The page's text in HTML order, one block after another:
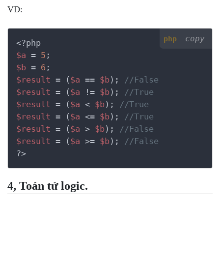
VD:
php copy
<?php
$a = 5
$b = 6
$result = ( $a == $b);
//False
$result = ( $a != $b);
//True
$result = ( $a < $b);
//True
$result = ( $a <= $b);
//True
$result = ( $a > $b);
//False
$result = ( $a >= $b);
//False
?>
4, Toán tử logic.